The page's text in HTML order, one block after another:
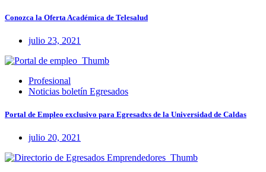
Conozca la Oferta Académica de Telesalud
julio 23, 2021
Profesional
Noticias boletín Egresados
Portal de Empleo exclusivo para Egresadxs de la Universidad de Caldas
julio 20, 2021